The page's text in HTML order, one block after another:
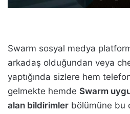
Swarm sosyal medya
arkadaş olduğundan veya
yaptığında sizlere hem
gelmekte hemde Swarm
alan bildirimler bölümüne bu